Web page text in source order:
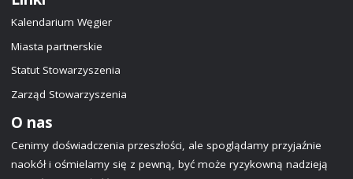
Zarząd Stowarzyszenia
O nas
Cenimy doświadczenia przeszłości, ale spoglądamy przyjaźnie
zerkać w przyszłość..